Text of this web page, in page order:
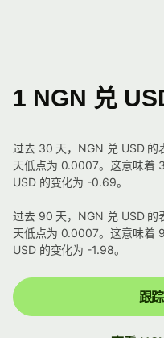
1 NGN 兑
过去 30 天，NGN 兑 USD
天低点为 0.0007。这意味着
USD 的变化为 -0.69。
过去 90 天，NGN 兑 USD
天低点为 0.0007。这意味着
USD 的变化为 -1.98。
跟